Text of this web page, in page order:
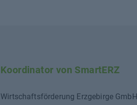
Koordinator von SmartERZ
Wirtschaftsförderung Erzgebirge GmbH